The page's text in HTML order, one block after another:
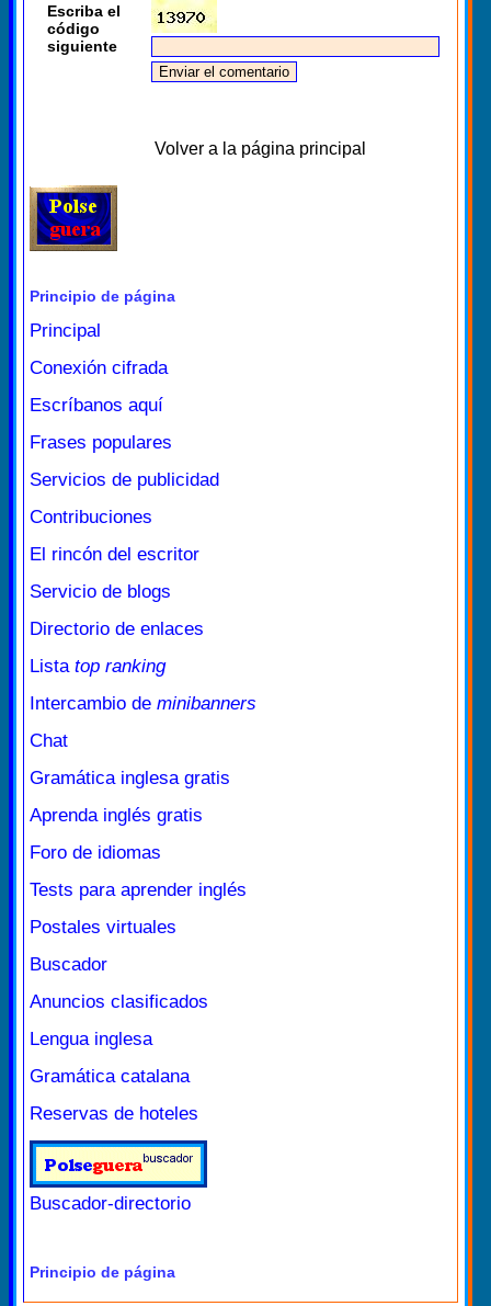
Escriba el
código
siguiente
Volver a la página principal
Principio de página
Principal
Conexión cifrada
Escríbanos aquí
Frases populares
Servicios de publicidad
Contribuciones
El rincón del escritor
Servicio de blogs
Directorio de enlaces
Lista top ranking
Intercambio de minibanners
Chat
Gramática inglesa gratis
Aprenda inglés gratis
Foro de idiomas
Tests para aprender inglés
Postales virtuales
Buscador
Anuncios clasificados
Lengua inglesa
Gramática catalana
Reservas de hoteles
Buscador-directorio
Principio de página